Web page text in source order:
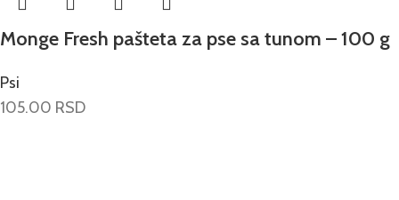
Monge Fresh pašteta za pse sa tunom – 100 g
Psi
105.00 RSD